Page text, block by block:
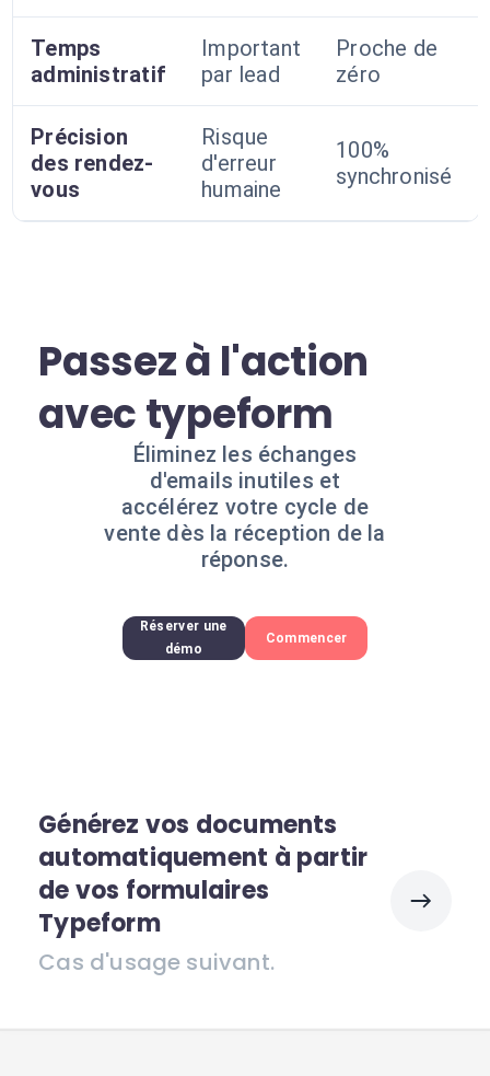
Temps
administratif
Important
par lead
Proche de
zéro
Précision
des rendez-
vous
Risque
d'erreur
humaine
100%
synchronisé
Passez à l'action
avec typeform
Éliminez les échanges
d'emails inutiles et
accélérez votre cycle de
vente dès la réception de la
réponse.
Réserver une
démo
Commencer
Générez vos documents
automatiquement à partir
de vos formulaires
Typeform
Cas d'usage suivant.